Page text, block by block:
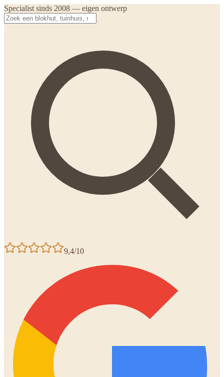
Specialist sinds 2008 — eigen ontwerp
9,4/10